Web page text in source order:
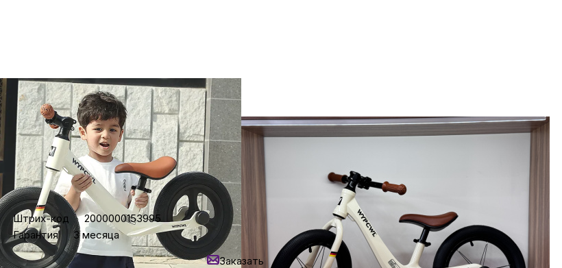
Фототехника
ТВ и проекторы
Бытовая техника
Красота и здоровье
Характеристики
Штрих-код
2000000153995
Гарантия
3 месяца
8 490₽
Уточняйте наличие
Нашли дешевле?
Заказать